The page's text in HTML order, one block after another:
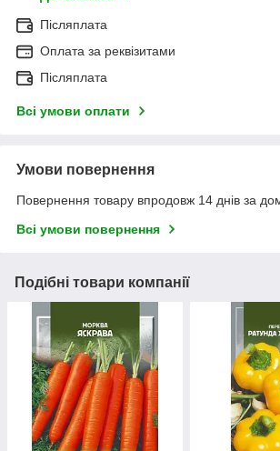
Післяплата
Оплата за реквізитами
Післяплата
Всі умови оплати
Умови повернення
Повернення товару впродовж 14 днів за
Всі умови повернення
Подібні товари компанії